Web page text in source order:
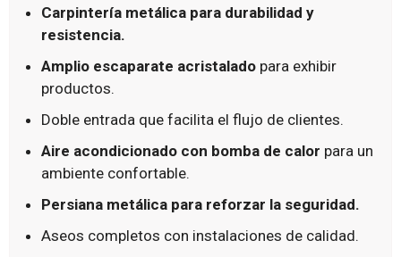
Carpintería metálica para durabilidad y
resistencia.
Amplio escaparate acristalado para exhibir
productos.
Doble entrada que facilita el flujo de clientes.
Aire acondicionado con bomba de calor para un
ambiente confortable.
Persiana metálica para reforzar la seguridad.
Aseos completos con instalaciones de calidad.